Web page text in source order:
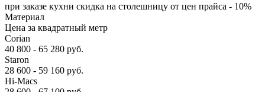
при заказе кухни скидка на столешницу от цен прайса - 10%
Материал
Цена за квадратный метр
Corian
40 800 - 65 280 руб.
Staron
28 600 - 59 160 руб.
Hi-Macs